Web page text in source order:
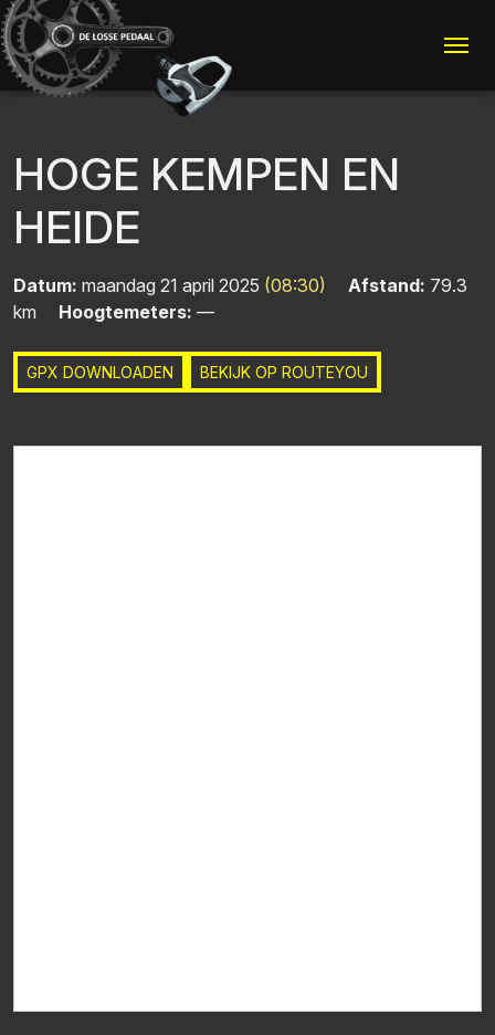
HOGE KEMPEN EN
HEIDE
Datum: maandag 21 april 2025 (08:30) Afstand: 79.3
km
Hoogtemeters: —
GPX DOWNLOADEN BEKIJK OP ROUTEYOU